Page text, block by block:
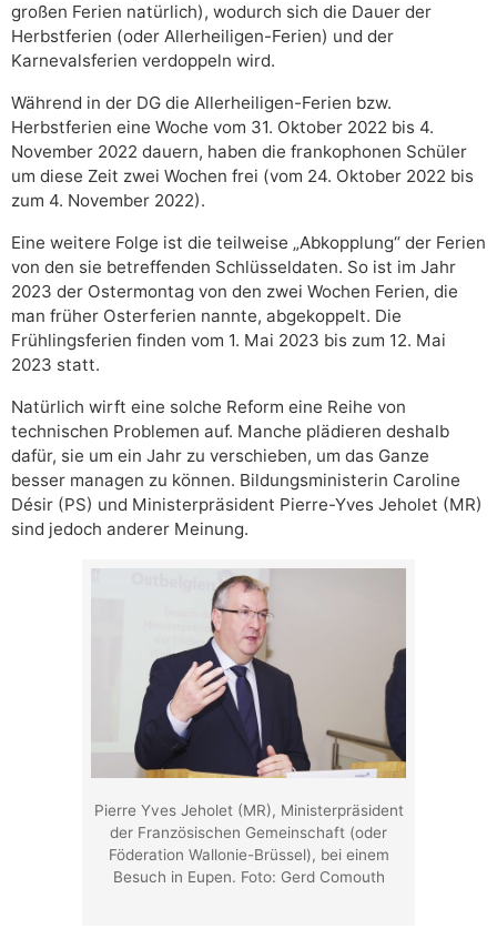
großen Ferien natürlich), wodurch sich die Dauer der
Herbstferien (oder Allerheiligen-Ferien) und der
Karnevalsferien verdoppeln wird.
Während in der DG die Allerheiligen-Ferien bzw.
Herbstferien eine Woche vom 31. Oktober 2022 bis 4.
November 2022 dauern, haben die frankophonen Schüler
um diese Zeit zwei Wochen frei (vom 24. Oktober 2022 bis
zum 4. November 2022).
Eine weitere Folge ist die teilweise „Abkopplung“ der Ferien
von den sie betreffenden Schlüsseldaten. So ist im Jahr
2023 der Ostermontag von den zwei Wochen Ferien, die
man früher Osterferien nannte, abgekoppelt. Die
Frühlingsferien finden vom 1. Mai 2023 bis zum 12. Mai
2023 statt.
Natürlich wirft eine solche Reform eine Reihe von
technischen Problemen auf. Manche plädieren deshalb
dafür, sie um ein Jahr zu verschieben, um das Ganze
besser managen zu können. Bildungsministerin Caroline
Désir (PS) und Ministerpräsident Pierre-Yves Jeholet (MR)
sind jedoch anderer Meinung.
Pierre Yves Jeholet (MR), Ministerpräsident
der Französischen Gemeinschaft (oder
Föderation Wallonie-Brüssel), bei einem
Besuch in Eupen. Foto: Gerd Comouth